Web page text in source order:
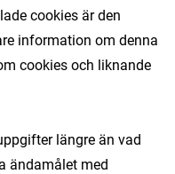
cookies är den
information om denna
cookies och liknande
längre än vad
ändamålet med